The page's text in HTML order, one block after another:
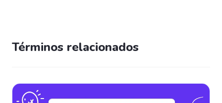
Términos relacionados